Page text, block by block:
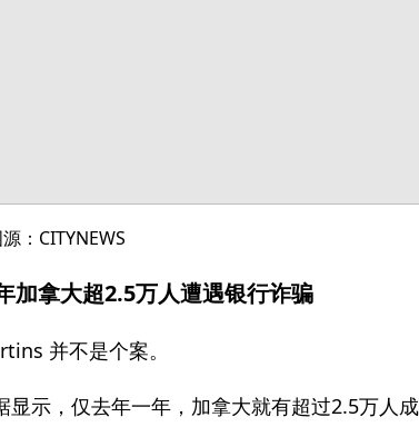
：CITYNEWS
加拿大超2.5万人遭遇银行诈骗
并不是个案。
显示，仅去年一年，加拿大就有超过2.5万人成